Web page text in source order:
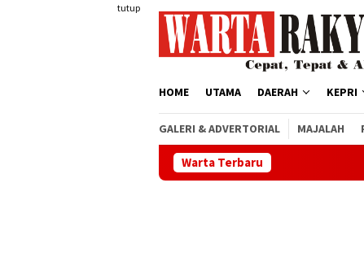
tutup
HOME UTAMA DAERAH KEPRI
GALERI & ADVERTORIAL MAJALAH
Warta Terbaru